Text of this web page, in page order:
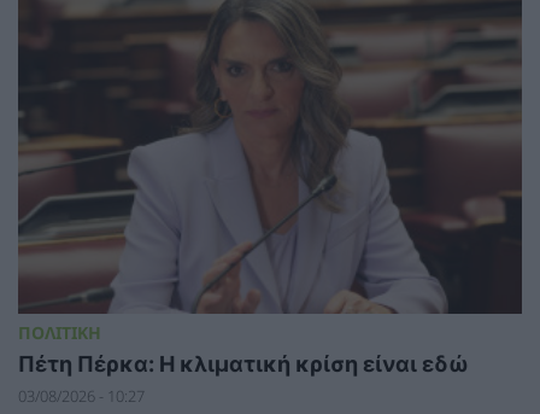
ΠΟΛΙΤΙΚΗ
Πέτη Πέρκα: Η κλιματική κρίση είναι εδώ
03/08/2026 - 10:27